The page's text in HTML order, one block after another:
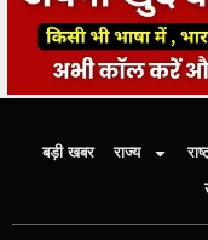
बड़ी खबर राज्य